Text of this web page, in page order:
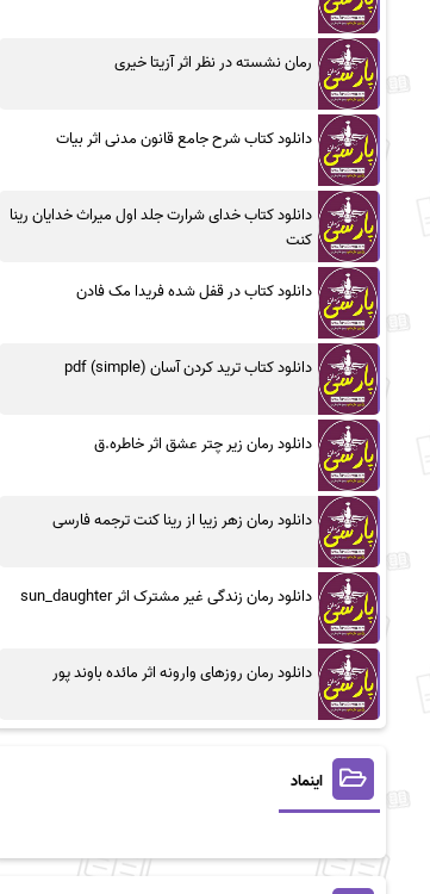
رمان نشسته در نظر اثر آزیتا خیری
دانلود کتاب شرح جامع قانون مدنی اثر بیات
دانلود کتاب خدای شرارت جلد اول میراث خدایان رینا
کنت
دانلود کتاب در قفل شده فریدا مک فادن
دانلود کتاب ترید کردن آسان (simple) pdf
دانلود رمان زیر چتر عشق اثر خاطره.ق
دانلود رمان زهر زیبا از رینا کنت ترجمه فارسی
دانلود رمان زندگی غیر مشترک اثر sun_daughter
دانلود رمان روزهای وارونه اثر مائده باوند پور
اینماد